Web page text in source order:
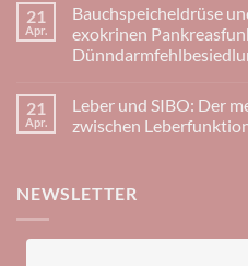
–
Interview
mit
Prof.
Voigt
von
VOC-
zu
Reizmagen
(Funktionelle
Dyspepsie)
Ursachen
und
Therapie
21
Apr.
Bauchspeicheldrüse
exokrinen
zu
Bauchspeicheldrüse
und
der
21
Apr.
Leber und SIBO: Der
zwischen
Leber
NEWSLETTER